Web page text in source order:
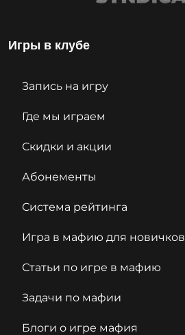
Игры в клубе
Запись на игру
Где мы играем
Скидки и акции
Абонементы
Система рейтинга
Игра в мафию для новичков
Статьи по игре в мафию
Задачи по мафии
Блоги о игре мафия